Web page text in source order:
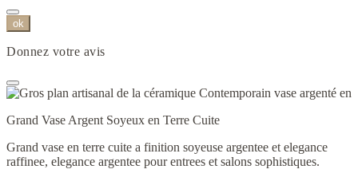
ok
Donnez votre avis
Grand Vase Argent Soyeux en Terre Cuite
Grand vase en terre cuite a finition soyeuse argentee et elegance
raffinee, elegance argentee pour entrees et salons sophistiques.